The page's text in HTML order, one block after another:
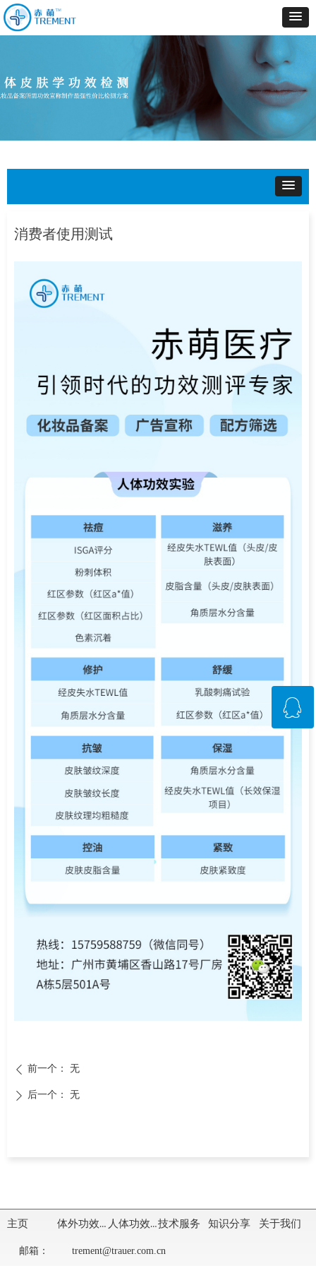
消费者使用测试
ꄴ 前一个： 无
ꄲ 后一个： 无
主页 体外功效评价 人体功效评价技术服务 知识分享 关于我们
邮箱： trement@trauer.com.cn
ꁗ